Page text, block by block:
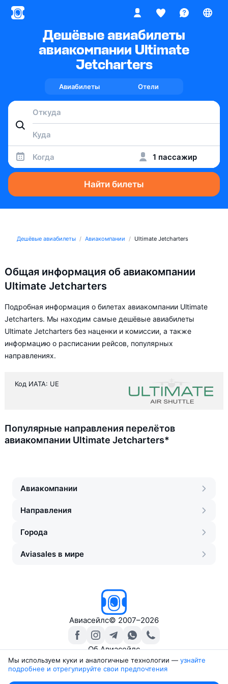
Дешёвые авиабилеты
авиакомпании Ultimate
Jetcharters
Авиабилеты Отели
Когда 1 пассажир
Найти билеты
Дешёвые авиабилеты Авиакомпании Ultimate Jetcharters
Общая информация об авиакомпании
Ultimate Jetcharters
Подробная информация о билетах авиакомпании Ultimate
Jetcharters. Мы находим самые дешёвые авиабилеты
Ultimate Jetcharters без наценки и комиссии, а также
информацию о расписании рейсов, популярных
направлениях.
Код ИАТА: UE
Популярные направления перелётов
авиакомпании Ultimate Jetcharters*
Авиакомпании
Направления
Города
Aviasales в мире
Авиасейлс© 2007–2026
Об Авиасейлс
Пресс‑центр
Travelpayouts
Мы используем куки и аналогичные технологии — узнайте
подробнее и отрегулируйте свои предпочтения